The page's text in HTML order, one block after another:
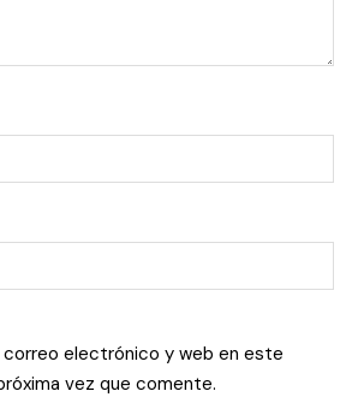
correo electrónico y web en este
vez que comente.